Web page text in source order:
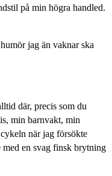
på min högra handled.
jag än vaknar ska
där, precis som du
min barnvakt, min
när jag försökte
med en svag finsk brytning